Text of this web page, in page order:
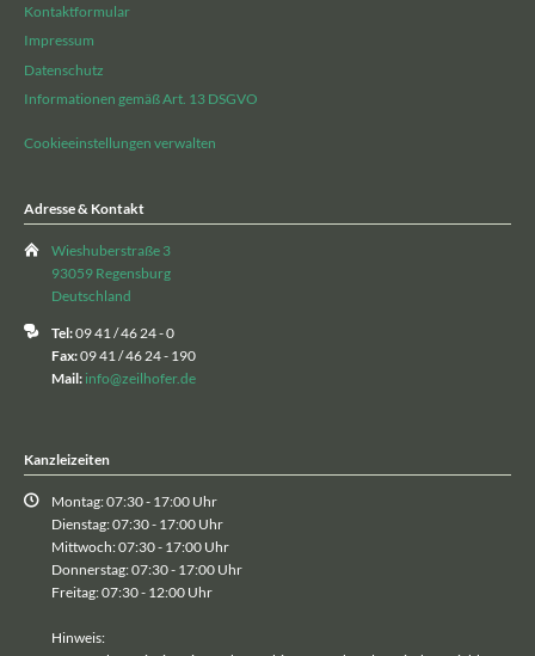
Kontaktformular
Impressum
Datenschutz
Informationen gemäß Art. 13 DSGVO
Cookieeinstellungen verwalten
Adresse & Kontakt
Wieshuberstraße 3
93059 Regensburg
Deutschland
Tel:09 41 / 46 24 - 0
Fax:09 41 / 46 24 - 190
Mail: info@zeilhofer.de
Kanzleizeiten
Montag: 07:30 - 17:00 Uhr
Dienstag: 07:30 - 17:00 Uhr
Mittwoch: 07:30 - 17:00 Uhr
Donnerstag: 07:30 - 17:00 Uhr
Freitag: 07:30 - 12:00 Uhr
Hinweis: